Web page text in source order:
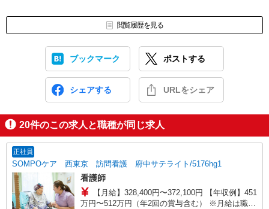
閲覧履歴を見る
ブックマーク ポストする
シェアする URLをシェア
20件のこの求人と職種が同じ求人
正社員
SOMPOケア 西東京 訪問看護 府中サテライト/5176hg1
看護師
【月給】328,400円〜372,100円 【年収例】451
万円〜512万円（年2回の賞与含む） ※月給は職務